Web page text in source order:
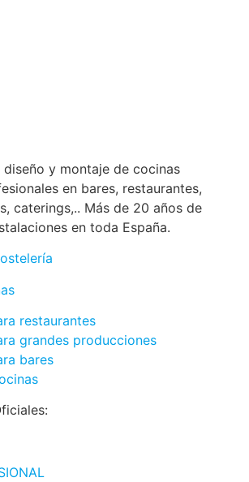
diseño y montaje de cocinas
en bares, restaurantes,
caterings,.. Más de 20 años de
en toda España.
restaurantes
grandes producciones
bares